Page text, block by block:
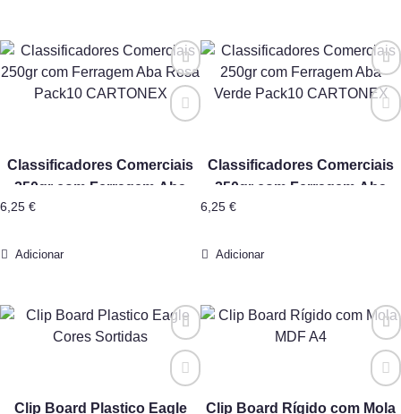
Classificadores Comerciais
250gr com Ferragem Aba
Rosa Pack10 CARTONEX
6,25 €
Adicionar
Classificadores Comerciais
250gr com Ferragem Aba
Verde Pack10 CARTONEX
6,25 €
Adicionar
Clip Board Plastico Eagle Clip Board Rígido com Mola